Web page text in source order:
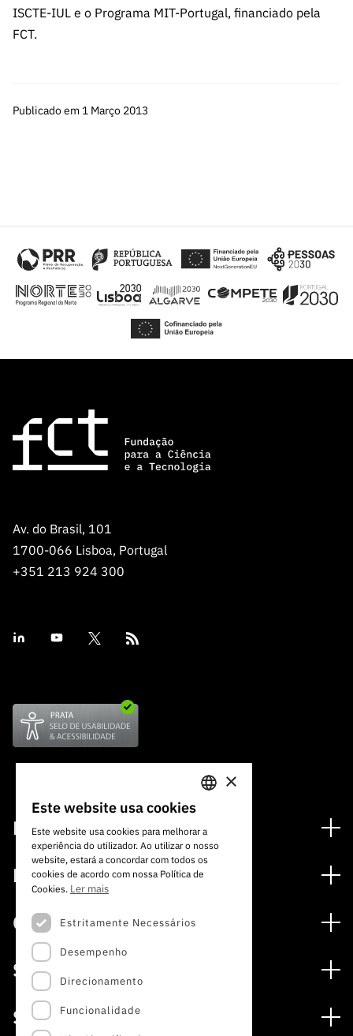
Manifesta
“Ciência +
“Ciência +
ISCTE-IUL e o Programa MIT-Portugal, financiado pela
FCT.
Publicado em 1 Março 2013
Av. do Brasil, 101
1700-066 Lisboa, Portugal
+351 213 924 300
Financiamento
Programas de Financiamento
Internacional
Prémios
Media
Notas de Imprensa
Subscrever Newsletter
Subscrever Direct Mail de Concursos
Agenda
Concursos
Concursos Abertos
Concursos Previstos
Concursos Fechados
Calendarização FCT 2026
Serviços
Serviços digitais: Tecnologia para o Conhecimento
Arquivo, Documentação e Informação
Sobre
PORTUGUESE
ENGLISH
×
Este website usa cookies
Este website usa cookies para melhorar a
experiência do utilizador. Ao utilizar o nosso
website, estará a concordar com todos os
cookies de acordo com nossa Política de
Cookies. Ler mais
Estritamente Necessários
Desempenho
Direcionamento
Funcionalidade